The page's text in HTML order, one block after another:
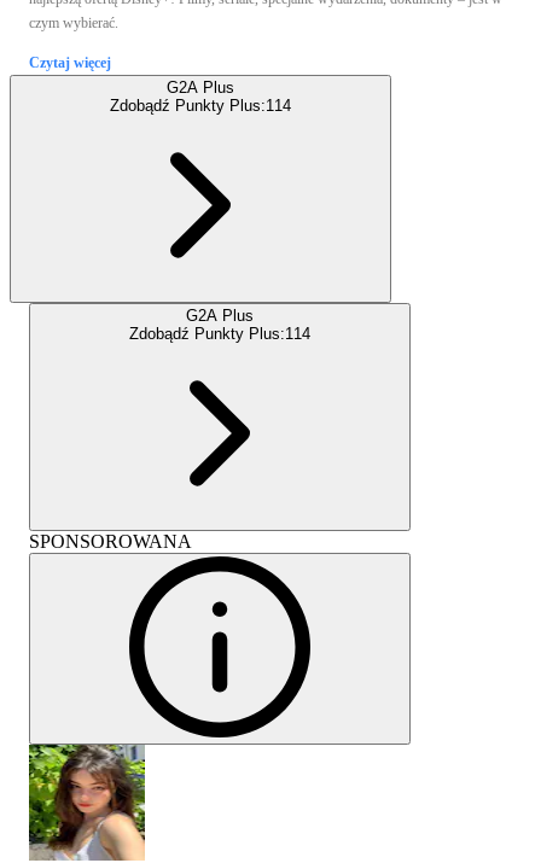
czym wybierać.
Czytaj więcej
G2A Plus
Zdobądź Punkty Plus:114
G2A Plus
Zdobądź Punkty Plus:114
SPONSOROWANA